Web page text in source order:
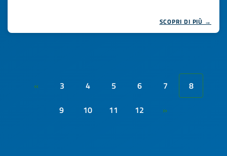
SCOPRI DI PIÙ →
« 3 4 5 6 7
8
9
10 11 12 »